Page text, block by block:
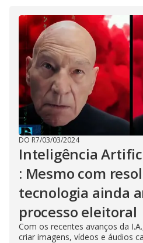
DO R7/03/03/2024
Inteligência
: Mesmo com
tecnologia ainda
processo eleitoral
Com os recentes avanços da
criar imagens, vídeos e áudios